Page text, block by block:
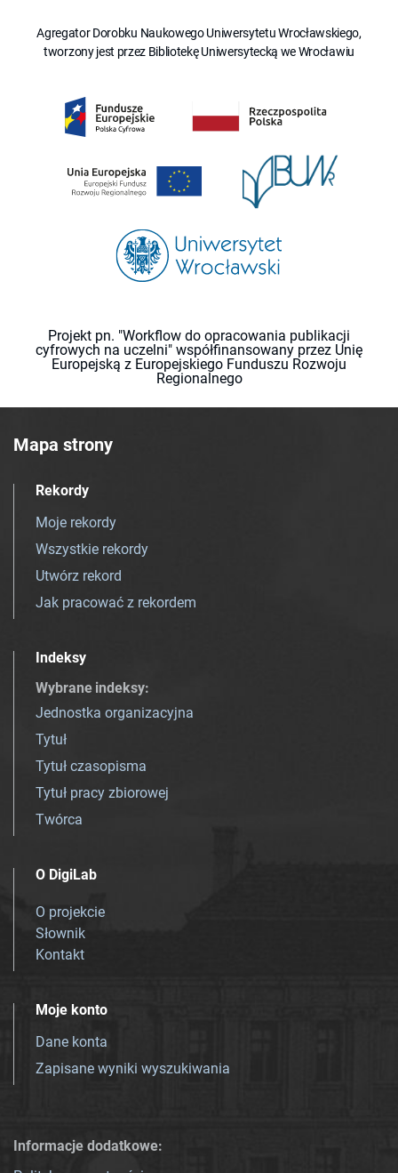
Agregator Dorobku Naukowego Uniwersytetu Wrocławskiego,
tworzony jest przez Bibliotekę Uniwersytecką we Wrocławiu
Projekt pn. "Workflow do opracowania publikacji
cyfrowych na uczelni" współfinansowany przez Unię
Europejską z Europejskiego Funduszu Rozwoju
Regionalnego
Mapa strony
Rekordy
Moje rekordy
Wszystkie rekordy
Utwórz rekord
Jak pracować z rekordem
Indeksy
Wybrane indeksy:
Jednostka organizacyjna
Tytuł
Tytuł czasopisma
Tytuł pracy zbiorowej
Twórca
O DigiLab
O projekcie
Słownik
Kontakt
Moje konto
Dane konta
Zapisane wyniki wyszukiwania
Informacje dodatkowe: